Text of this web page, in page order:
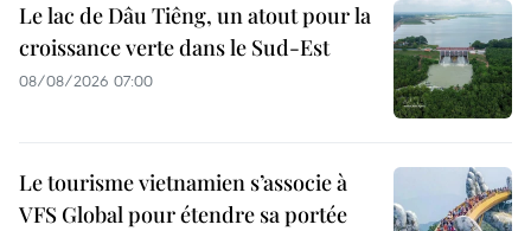
Le lac de Dâu Tiêng, un atout pour la
croissance verte dans le Sud-Est
08/08/2026 07:00
Le tourisme vietnamien s’associe à
VFS Global pour étendre sa portée